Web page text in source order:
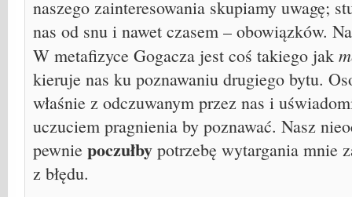
naszego zainteresowania skupiamy uwagę;
nas od snu i nawet czasem – obowiązków.
W metafizyce Gogacza jest coś takiego jak
kieruje nas ku poznawaniu drugiego bytu.
właśnie z odczuwanym przez nas i
uczuciem pragnienia by poznawać. Nasz
pewnie poczułby potrzebę wytargania mnie
z błędu.